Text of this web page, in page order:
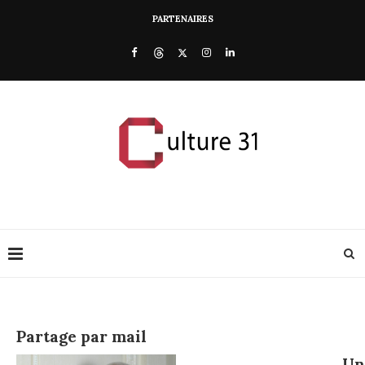
PARTENAIRES
Partage par mail